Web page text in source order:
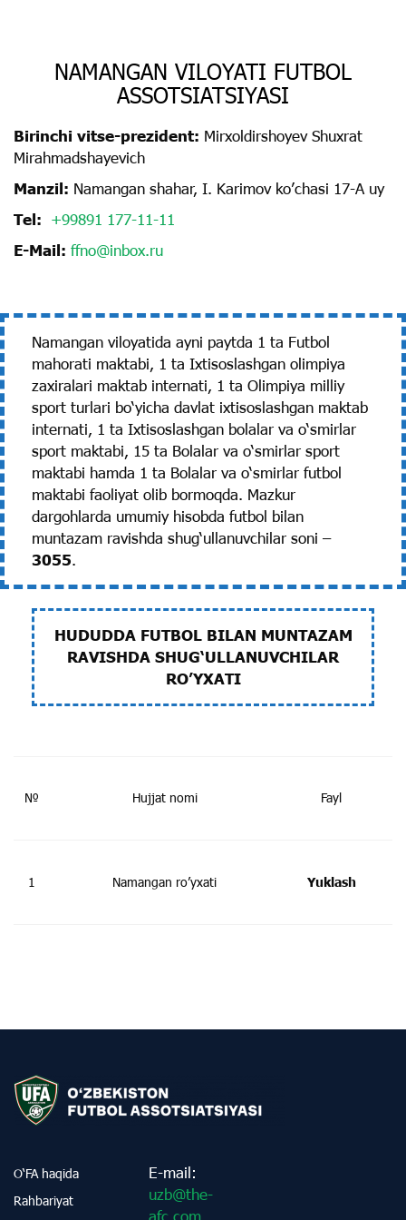
NAMANGAN VILOYATI FUTBOL
ASSOTSIATSIYASI
Birinchi vitse-prezident: Mirxoldirshoyev Shuxrat
Mirahmadshayevich
Manzil: Namangan shahar, I. Karimov koʼchasi 17-А uy
Tel: +99891 177-11-11
E-Mail: ffno@inbox.ru
Namangan viloyatida ayni paytda 1 ta Futbol
mahorati maktabi, 1 ta Ixtisoslashgan olimpiya
zaxiralari maktab internati, 1 ta Olimpiya milliy
sport turlari bo‘yicha davlat ixtisoslashgan maktab
internati, 1 ta Ixtisoslashgan bolalar va o‘smirlar
sport maktabi, 15 ta Bolalar va o‘smirlar sport
maktabi hamda 1 ta Bolalar va o‘smirlar futbol
maktabi faoliyat olib bormoqda. Mazkur
dargohlarda umumiy hisobda futbol bilan
muntazam ravishda shug‘ullanuvchilar soni –
3055.
HUDUDDA FUTBOL BILAN MUNTAZAM
RAVISHDA SHUG‘ULLANUVCHILAR
RO’YXATI
№ Hujjat nomi Fayl
1 Namangan ro’yxati Yuklash
O‘FA haqida
Rahbariyat
E-mail:
uzb@the-
afc.com